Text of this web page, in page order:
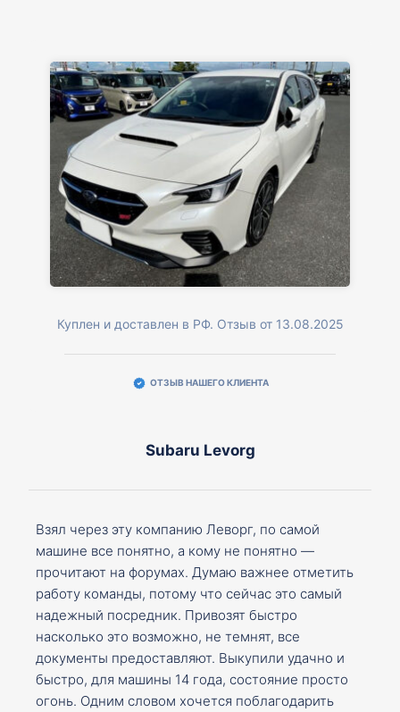
Куплен и доставлен в РФ. Отзыв от 13.08.2025
ОТЗЫВ НАШЕГО КЛИЕНТА
Subaru Levorg
Взял через эту компанию Леворг, по самой
машине все понятно, а кому не понятно —
прочитают на форумах. Думаю важнее отметить
работу команды, потому что сейчас это самый
надежный посредник. Привозят быстро
насколько это возможно, не темнят, все
документы предоставляют. Выкупили удачно и
быстро, для машины 14 года, состояние просто
огонь. Одним словом хочется поблагодарить